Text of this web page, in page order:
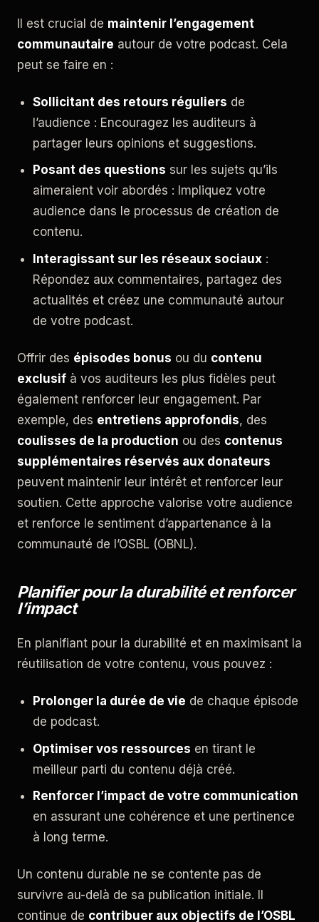
Il est crucial de maintenir l’engagement
communautaire autour de votre podcast. Cela
peut se faire en :
Sollicitant des retours réguliers de
l’audience : Encouragez les auditeurs à
partager leurs opinions et suggestions.
Posant des questions sur les sujets qu’ils
aimeraient voir abordés : Impliquez votre
audience dans le processus de création de
contenu.
Interagissant sur les réseaux sociaux :
Répondez aux commentaires, partagez des
actualités et créez une communauté autour
de votre podcast.
Offrir des épisodes bonus ou du contenu
exclusif à vos auditeurs les plus fidèles peut
également renforcer leur engagement. Par
exemple, des entretiens approfondis, des
coulisses de la production ou des contenus
supplémentaires réservés aux donateurs
peuvent maintenir leur intérêt et renforcer leur
soutien. Cette approche valorise votre audience
et renforce le sentiment d’appartenance à la
communauté de l’OSBL (OBNL).
Planifier pour la durabilité et renforcer
l’impact
En planifiant pour la durabilité et en maximisant la
réutilisation de votre contenu, vous pouvez :
Prolonger la durée de vie de chaque épisode
de podcast.
Optimiser vos ressources en tirant le
meilleur parti du contenu déjà créé.
Renforcer l’impact de votre communication
en assurant une cohérence et une pertinence
à long terme.
Un contenu durable ne se contente pas de
survivre au-delà de sa publication initiale. Il
continue de contribuer aux objectifs de l’OSBL